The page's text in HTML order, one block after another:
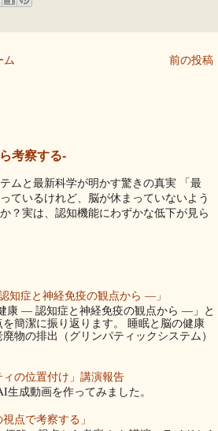
前の投稿
ム
考察する-
ムと最新科学が明かす驚きの真実 「最
ているけれど、脳が休まっていないよう
実は、認知機能にわずかな低下が見ら
知症と神経免疫の観点から ―」
康 ― 認知症と神経免疫の観点から ―」と
簡潔に振り返ります。 睡眠と脳の健康
物の排出（グリンパティックシステム）
の位置付け」講演報告
成動画を作ってみました。
点で考察する」